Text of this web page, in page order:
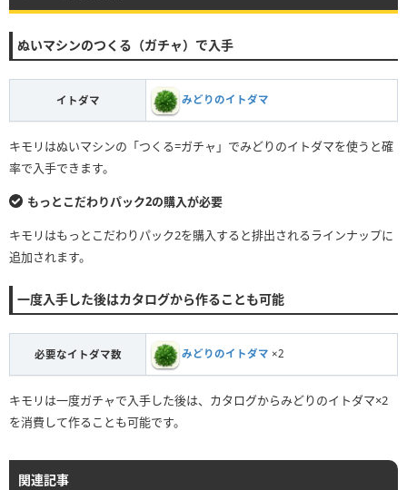
ぬいマシンのつくる（ガチャ）で入手
イトダマ みどりのイトダマ
キモリはぬいマシンの「つくる=ガチャ」でみどりのイトダマを使うと確
率で入手できます。
もっとこだわりパック2の購入が必要
キモリはもっとこだわりパック2を購入すると排出されるラインナップに
追加されます。
一度入手した後はカタログから作ることも可能
必要なイトダマ数 みどりのイトダマ ×2
キモリは一度ガチャで入手した後は、カタログからみどりのイトダマ×2
を消費して作ることも可能です。
関連記事